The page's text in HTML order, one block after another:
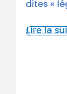
dites «
Lire la